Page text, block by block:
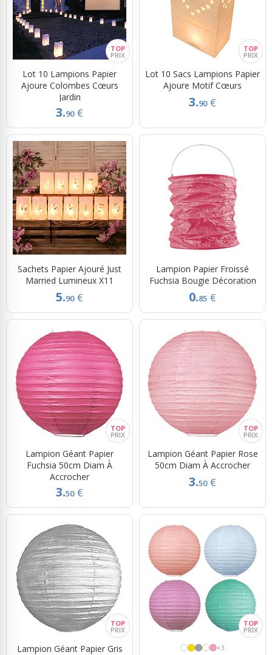
Rubans Tulle Organdi
Scrapbooking, Loisirs Créatifs
Lot 10 Lampions Papier
Ajoure Colombes Cœurs
Jardin
3.90 €
Lot 10 Sacs Lampions Papier
Ajoure Motif Cœurs
3.90 €
Sachets Papier Ajouré Just
Married Lumineux X11
5.90 €
Lampion Papier Froissé
Fuchsia Bougie Décoration
0.85 €
Lampion Géant Papier
Fuchsia 50cm Diam À
Accrocher
3.50 €
Lampion Géant Papier Rose
50cm Diam À Accrocher
3.50 €
Lampion Géant Papier Gris
+3